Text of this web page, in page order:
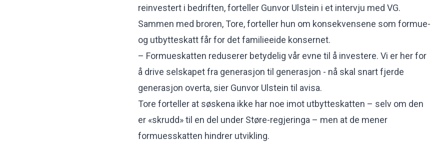
reinvestert i bedriften, forteller Gunvor Ulstein i et intervju med VG.
Sammen med broren, Tore, forteller hun om konsekvensene som formue-
og utbytteskatt får for det familieeide konsernet.
– Formueskatten reduserer betydelig vår evne til å investere. Vi er her for
å drive selskapet fra generasjon til generasjon - nå skal snart fjerde
generasjon overta, sier Gunvor Ulstein til avisa.
Tore forteller at søskena ikke har noe imot utbytteskatten – selv om den
er «skrudd» til en del under Støre-regjeringa – men at de mener
formuesskatten hindrer utvikling.